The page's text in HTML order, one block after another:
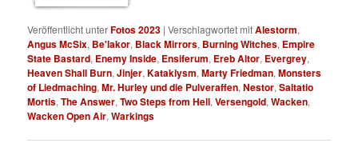
Veröffentlicht unterFotos 2023 |Verschlagwortet mitAlestorm,
Angus McSix, Be'lakor, Black Mirrors, Burning Witches, Empire
State Bastard, Enemy Inside, Ensiferum, Ereb Altor, Evergrey,
Heaven Shall Burn,Jinjer,Kataklysm,Marty Friedman,Monsters
of Liedmaching,Mr. Hurley und die Pulveraffen,Nestor,Saltatio
Mortis,The Answer,Two Steps from Hell,Versengold,Wacken,
Wacken Open Air,Warkings